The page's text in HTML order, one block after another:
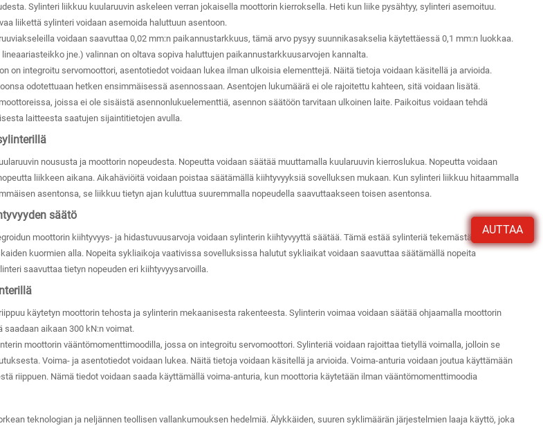
AUTTAA
Sylinteri liikkuu kuularuuvin askeleen verran jokaisella moottorin kierroksella. Heti kun liike pysähtyy, sylinteri asemoituu.
liikettä sylinteri voidaan asemoida haluttuun asentoon.
voidaan saavuttaa 0,02 mm:n paikannustarkkuus, tämä arvo pysyy suunnikasakselia käytettäessä 0,1 mm:n luokkaa.
jne.) valinnan on oltava sopiva haluttujen paikannustarkkuusarvojen kannalta.
on integroitu servomoottori, asentotiedot voidaan lukea ilman ulkoisia elementtejä. Näitä tietoja voidaan käsitellä ja arvioida.
odotettuaan hetken ensimmäisessä asennossaan. Asentojen lukumäärä ei ole rajoitettu kahteen, sitä voidaan lisätä.
joissa ei ole sisäistä asennonlukuelementtiä, asennon säätöön tarvitaan ulkoinen laite. Paikoitus voidaan tehdä
laitteesta saatujen sijaintitietojen avulla.
noususta ja moottorin nopeudesta. Nopeutta voidaan säätää muuttamalla kuularuuvin kierroslukua. Nopeutta voidaan
liikkeen aikana. Aikahäviöitä voidaan poistaa säätämällä kiihtyvyyksiä sovelluksen mukaan. Kun sylinteri liikkuu hitaammalla
asentonsa, se liikkuu tietyn ajan kuluttua suuremmalla nopeudella saavuttaakseen toisen asentonsa.
säätö
moottorin kiihtyvyys- ja hidastuvuusarvoja voidaan sylinterin kiihtyvyyttä säätää. Tämä estää sylinteriä tekemästä riskialttiita
kuormien alla. Nopeita sykliaikoja vaativissa sovelluksissa halutut sykliaikat voidaan saavuttaa säätämällä nopeita
saavuttaa tietyn nopeuden eri kiihtyvyysarvoilla.
käytetyn moottorin tehosta ja sylinterin mekaanisesta rakenteesta. Sylinterin voimaa voidaan säätää ohjaamalla moottorin
aikaan 300 kN:n voimat.
moottorin vääntömomenttimoodilla, jossa on integroitu servomoottori. Sylinteriä voidaan rajoittaa tietyllä voimalla, jolloin se
Voima- ja asentotiedot voidaan lukea. Näitä tietoja voidaan käsitellä ja arvioida. Voima-anturia voidaan joutua käyttämään
riippuen. Nämä tiedot voidaan saada käyttämällä voima-anturia, kun moottoria käytetään ilman vääntömomenttimoodia
teknologian ja neljännen teollisen vallankumouksen hedelmiä. Älykkäiden, suuren syklimäärän järjestelmien laaja käyttö, joka